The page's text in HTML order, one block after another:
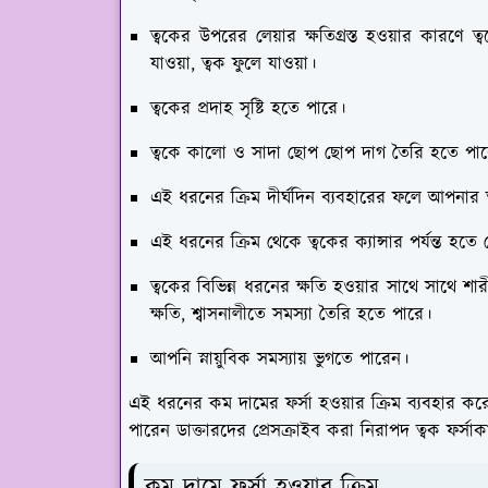
ত্বকের উপরের লেয়ার ক্ষতিগ্রস্ত হওয়ার কারণে
যাওয়া, ত্বক ফুলে যাওয়া।
ত্বকের প্রদাহ সৃষ্টি হতে পারে।
ত্বকে কালো ও সাদা ছোপ ছোপ দাগ তৈরি হতে
এই ধরনের ক্রিম দীর্ঘদিন ব্যবহারের ফলে
এই ধরনের ক্রিম থেকে ত্বকের ক্যান্সার পর্যন্ত হতে
ত্বকের বিভিন্ন ধরনের ক্ষতি হওয়ার সাথে সাথে
ক্ষতি, শ্বাসনালীতে সমস্যা তৈরি হতে পারে।
আপনি স্নায়ুবিক সমস্যায় ভুগতে পারেন।
এই ধরনের কম দামের ফর্সা হওয়ার ক্রিম ব্যবহার
পারেন ডাক্তারদের প্রেসক্রাইব করা নিরাপদ ত্বক